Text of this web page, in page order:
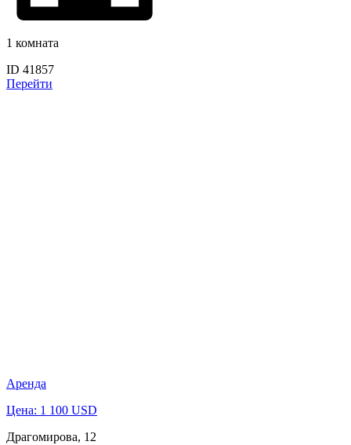
1 комната
ID 41857
Перейти
Аренда
Цена: 1 100 USD
Драгомирова, 12